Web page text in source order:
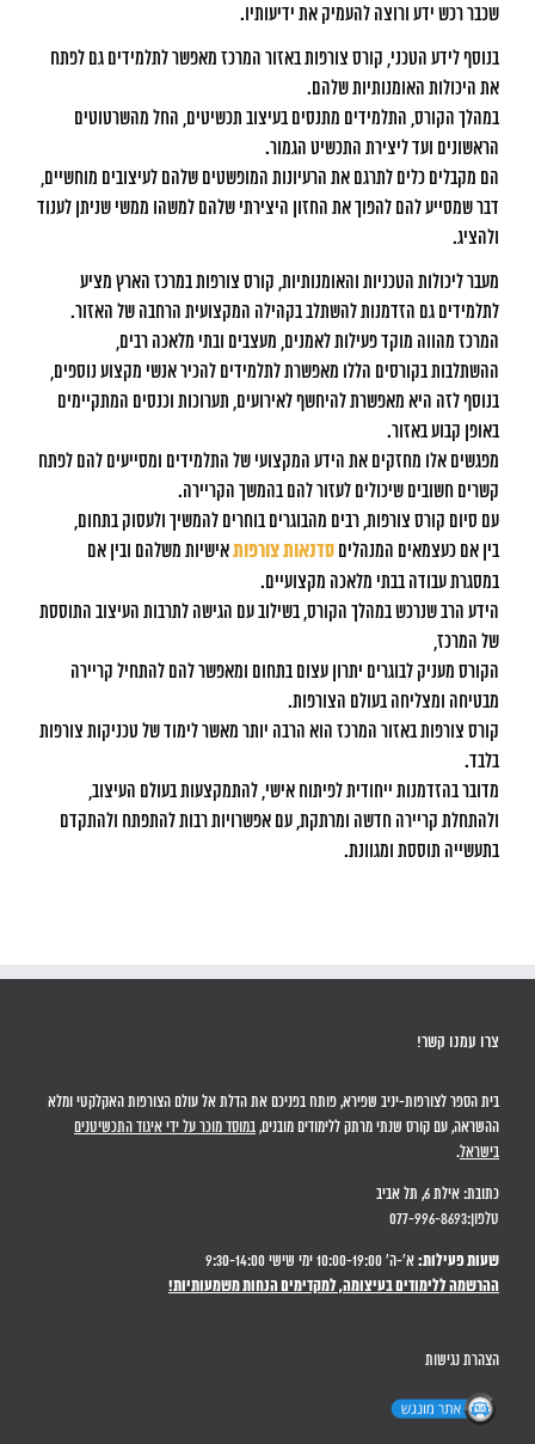
שכבר רכש ידע ורוצה להעמיק את ידיעותיו.
בנוסף לידע הטכני, קורס צורפות באזור המרכז מאפשר לתלמידים גם לפתח
את היכולות האומנותיות שלהם.
במהלך הקורס, התלמידים מתנסים בעיצוב תכשיטים, החל מהשרטוטים
הראשונים ועד ליצירת התכשיט הגמור.
הם מקבלים כלים לתרגם את הרעיונות המופשטים שלהם לעיצובים מוחשיים,
דבר שמסייע להם להפוך את החזון היצירתי שלהם למשהו ממשי שניתן לענוד
ולהציג.
מעבר ליכולות הטכניות והאומנותיות, קורס צורפות במרכז הארץ מציע
לתלמידים גם הזדמנות להשתלב בקהילה המקצועית הרחבה של האזור.
המרכז מהווה מוקד פעילות לאמנים, מעצבים ובתי מלאכה רבים,
ההשתלבות בקורסים הללו מאפשרת לתלמידים להכיר אנשי מקצוע נוספים,
בנוסף לזה היא מאפשרת להיחשף לאירועים, תערוכות וכנסים המתקיימים
באופן קבוע באזור.
מפגשים אלו מחזקים את הידע המקצועי של התלמידים ומסייעים להם לפתח
קשרים חשובים שיכולים לעזור להם בהמשך הקריירה.
עם סיום קורס צורפות, רבים מהבוגרים בוחרים להמשיך ולעסוק בתחום,
בין אם כעצמאים המנהלים סדנאות צורפותאישיות משלהם ובין אם
במסגרת עבודה בבתי מלאכה מקצועיים.
הידע הרב שנרכש במהלך הקורס, בשילוב עם הגישה לתרבות העיצוב התוססת
של המרכז,
הקורס מעניק לבוגרים יתרון עצום בתחום ומאפשר להם להתחיל קריירה
מבטיחה ומצליחה בעולם הצורפות.
קורס צורפות באזור המרכז הוא הרבה יותר מאשר לימוד של טכניקות צורפות
בלבד.
מדובר בהזדמנות ייחודית לפיתוח אישי, להתמקצעות בעולם העיצוב,
ולהתחלת קריירה חדשה ומרתקת, עם אפשרויות רבות להתפתח ולהתקדם
בתעשייה תוססת ומגוונת.
צרו עמנו קשר!
בית הספר לצורפות-יניב שפירא, פותח בפניכם את הדלת אל עולם הצורפות האקלקטי ומלא
ההשראה, עם קורס שנתי מרתק ללימודים מובנים, במוסד מוכר על ידי איגוד התכשיטנים
בישראל.
כתובת: אילת 6, תל אביב
טלפון:077-996-8693
שעות פעילות: א'-ה' 10:00-19:00 ימי שישי 9:30-14:00
ההרשמה ללימודים בעיצומה, למקדימים הנחות משמעותיות!
הצהרת נגישות